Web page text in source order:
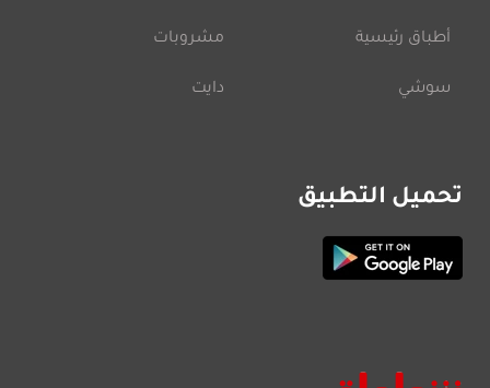
أطباق رئيسية
سوشي
مشروبات
دايت
تحميل التطبيق